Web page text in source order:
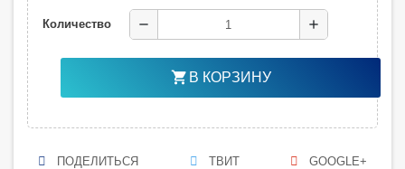
Количество remove add
shopping_cart В КОРЗИНУ
ПОДЕЛИТЬСЯ ТВИТ GOOGLE+